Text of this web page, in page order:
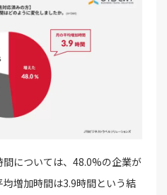
については、48.0%の企業が
均増加時間は3.9時間という結